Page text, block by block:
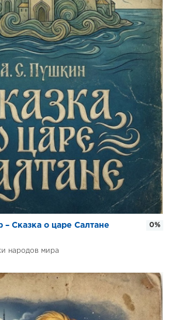
– Сказка о царе Салтане
народов мира
0%